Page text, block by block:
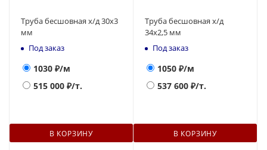
Труба бесшовная х/д 30х3
мм
Под заказ
1030 ₽/м
515 000 ₽/т.
В КОРЗИНУ
Труба бесшовная х/д
34х2,5 мм
Под заказ
1050 ₽/м
537 600 ₽/т.
В КОРЗИНУ